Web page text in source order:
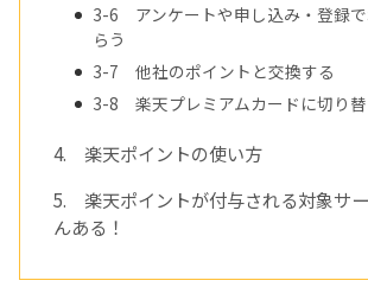
3-6 アンケートや申し込み・登録で
らう
3-7 他社のポイントと交換する
3-8 楽天プレミアムカードに切り替
4. 楽天ポイントの使い方
5. 楽天ポイントが付与される対象サ
んある！